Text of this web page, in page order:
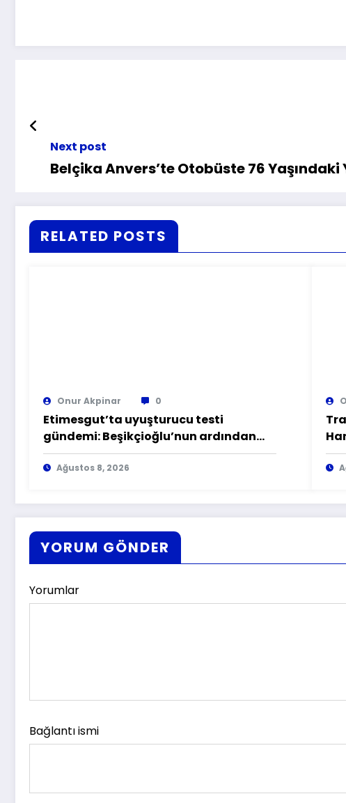
Next post
Belçika Anvers’te Otobüste 76 Yaşındaki
RELATED POSTS
Onur Akpinar 0
Etimesgut’ta uyuşturucu testi
gündemi: Beşikçioğlu’nun ardından
yardımcısında da sonuç pozitif
Ağustos 8, 2026
YORUM GÖNDER
Yorumlar
Bağlantı ismi